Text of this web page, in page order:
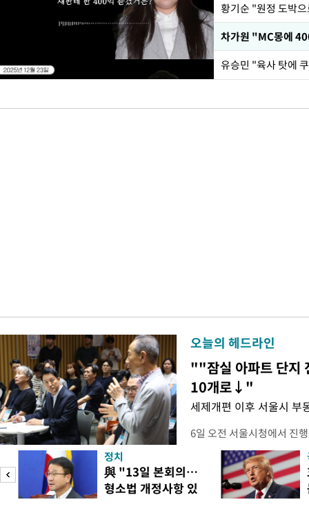
황기순 "원정 도박
오늘의 헤드라인
""잠실 아파트 단지
10개로↓"
세제개편 이후 서울시 부
6일 오전 서울시청에서 진
대토론회'에서는 정부의
이어졌다. 이날 토론회에
택자와 무주택 청년, 민간
리에이터 등 50여 명이 참
정치
與 "13일 본회의…
형소법 개정사항 있